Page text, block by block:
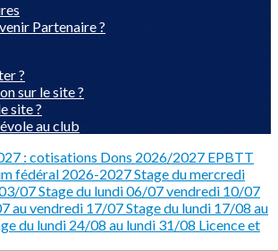
Partenaire ?
?
sur le site ?
site ?
au club
: cotisations Dons 2026/2027 EPBTT
fédéral 2026-2027Stage du mercredi
07Stage du lundi 06/07 vendredi 10/07
au vendredi 17/07Stage du lundi 17/08 au
du lundi 24/08 au lundi 31/08 Licence et